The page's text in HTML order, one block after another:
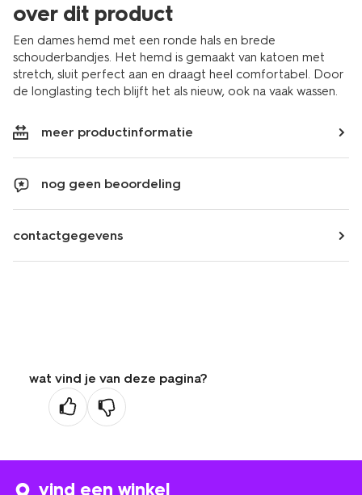
over dit product
Een dames hemd met een ronde hals en brede
schouderbandjes. Het hemd is gemaakt van katoen met
stretch, sluit perfect aan en draagt heel comfortabel. Door
de longlasting tech blijft het als nieuw, ook na vaak wassen.
meer productinformatie
nog geen beoordeling
contactgegevens
wat vind je van deze pagina?
vind een winkel